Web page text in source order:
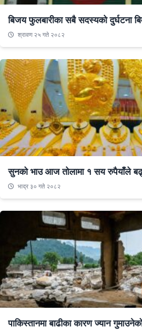
बिजय फुलबारीका सबै सदस्यको दुर्घटना
श्रावण २५ गते २०८२
सुनको भाउ आज तोलामा १ सय रुपैयाँले
भाद्र ३० गते २०८२
पाकिस्तानमा बाढीका कारण ज्यान